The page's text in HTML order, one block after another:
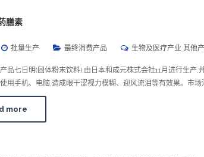
膳素
批量生产 最终消费产品 生物及医疗产业 其他
品七日明(固体粉末饮料),由日本和成元株式会社11月进行生产,
用手机、电脑,造成眼干涩视力模糊、迎风流泪等有效果。市场
more